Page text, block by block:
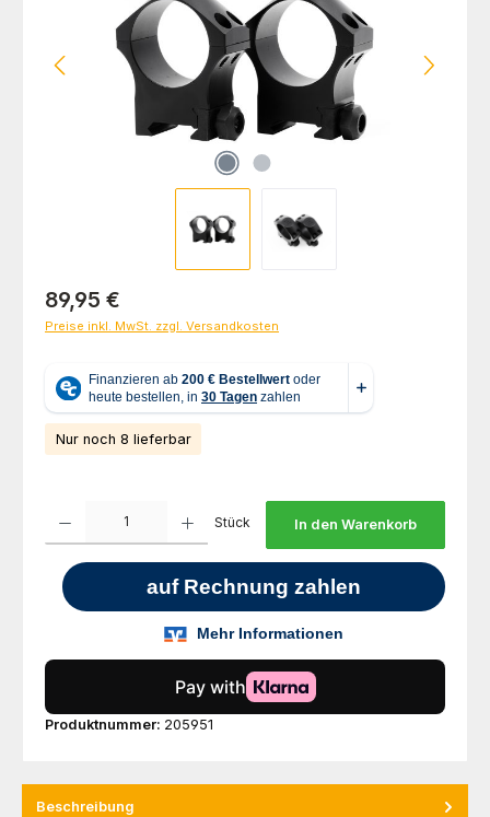
Regulärer Preis:
89,95 €
Preise inkl. MwSt. zzgl. Versandkosten
Nur noch 8 lieferbar
Stück In den Warenkorb
Produktnummer: 205951
Beschreibung